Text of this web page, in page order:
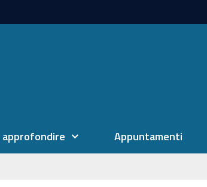
approfondire Appuntamenti